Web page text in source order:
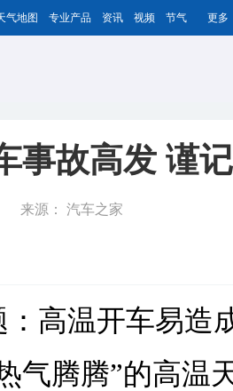
气地图 专业产品 资讯 视频 节气 更多
事故高发 谨
来源： 汽车之家
：高温开车易造
气腾腾”的高温